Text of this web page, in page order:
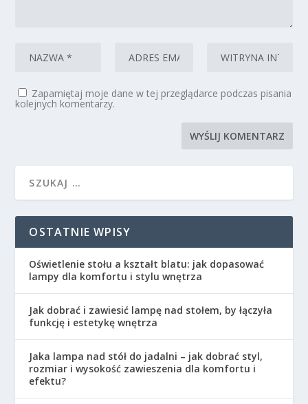
Zapamiętaj moje dane w tej przeglądarce podczas pisania
kolejnych komentarzy.
OSTATNIE WPISY
Oświetlenie stołu a kształt blatu: jak dopasować
lampy dla komfortu i stylu wnętrza
Jak dobrać i zawiesić lampę nad stołem, by łączyła
funkcję i estetykę wnętrza
Jaka lampa nad stół do jadalni – jak dobrać styl,
rozmiar i wysokość zawieszenia dla komfortu i
efektu?